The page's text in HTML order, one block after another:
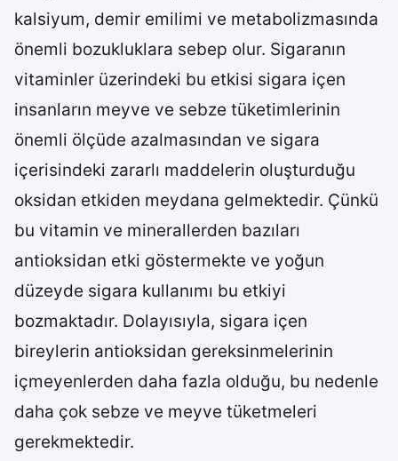
kalsiyum, demir emilimi ve metabolizmasında
önemli bozukluklara sebep olur. Sigaranın
vitaminler üzerindeki bu etkisi sigara içen
insanların meyve ve sebze tüketimlerinin
önemli ölçüde azalmasından ve sigara
içerisindeki zararlı maddelerin oluşturduğu
oksidan etkiden meydana gelmektedir. Çünkü
bu vitamin ve minerallerden bazıları
antioksidan etki göstermekte ve yoğun
düzeyde sigara kullanımı bu etkiyi
bozmaktadır. Dolayısıyla, sigara içen
bireylerin antioksidan gereksinmelerinin
içmeyenlerden daha fazla olduğu, bu nedenle
daha çok sebze ve meyve tüketmeleri
gerekmektedir.